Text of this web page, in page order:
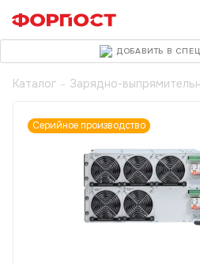
Каталог - Зарядно-
Серийное производство
ДОБАВИТЬ В